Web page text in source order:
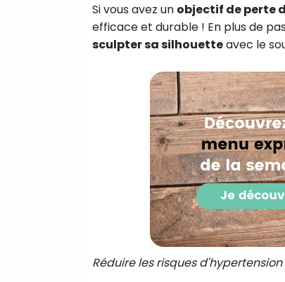
Si vous avez un objectif de perte
efficace et durable ! En plus de
sculpter sa silhouetteavec le
Réduire les risques